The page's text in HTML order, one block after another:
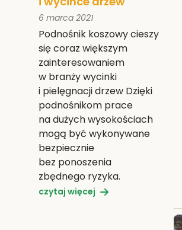
6 marca 2021
Podnośnik koszowy cieszy
się coraz większym
zainteresowaniem
w branży wycinki
i pielęgnacji drzew Dzięki
podnośnikom prace
na dużych wysokościach
mogą być wykonywane
bezpiecznie
bez ponoszenia
zbędnego ryzyka.
czytaj więcej